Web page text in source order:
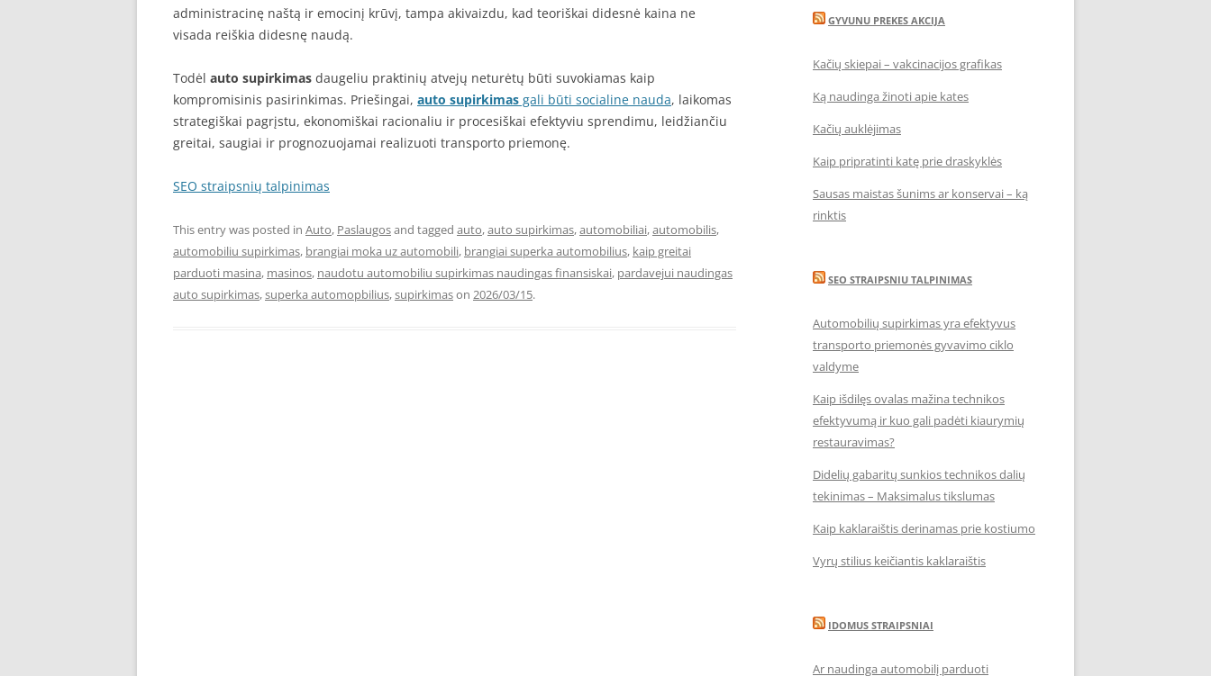
administracinę naštą ir emocinį krūvį, tampa akivaizdu, kad teoriškai didesnė kaina ne
visada reiškia didesnę naudą.
Todėl auto supirkimas daugeliu praktinių atvejų neturėtų būti suvokiamas kaip
kompromisinis pasirinkimas. Priešingai, auto supirkimas gali būti socialine nauda, laikomas
strategiškai pagrįstu, ekonomiškai racionaliu ir procesiškai efektyviu sprendimu, leidžiančiu
greitai, saugiai ir prognozuojamai realizuoti transporto priemonę.
SEO straipsnių talpinimas
This entry was posted in Auto, Paslaugosand tagged auto,auto supirkimas,automobiliai,automobilis,
automobiliu supirkimas, brangiai moka uz automobili, brangiai superka automobilius, kaip greitai
parduoti masina, masinos, naudotu automobiliu supirkimas naudingas finansiskai, pardavejui naudingas
auto supirkimas,superka automopbilius,supirkimason 2026/03/15.
GYVUNU PREKES AKCIJA
Kačių skiepai – vakcinacijos grafikas
Ką naudinga žinoti apie kates
Kačių auklėjimas
Kaip pripratinti katę prie draskyklės
Sausas maistas šunims ar konservai – ką
rinktis
SEO STRAIPSNIU TALPINIMAS
Automobilių supirkimas yra efektyvus
transporto priemonės gyvavimo ciklo
valdyme
Kaip išdilęs ovalas mažina technikos
efektyvumą ir kuo gali padėti kiaurymių
restauravimas?
Didelių gabaritų sunkios technikos dalių
tekinimas – Maksimalus tikslumas
Kaip kaklaraištis derinamas prie kostiumo
Vyrų stilius keičiantis kaklaraištis
IDOMUS STRAIPSNIAI
Ar naudinga automobilį parduoti